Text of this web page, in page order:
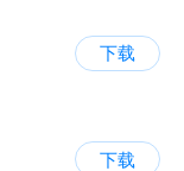
下载
下载